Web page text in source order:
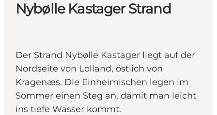
Nybølle Kastager Strand
Der Strand Nybølle Kastager liegt auf der
Nordseite von Lolland, östlich von
Kragenæs. Die Einheimischen legen im
Sommer einen Steg an, damit man leicht
ins tiefe Wasser kommt.